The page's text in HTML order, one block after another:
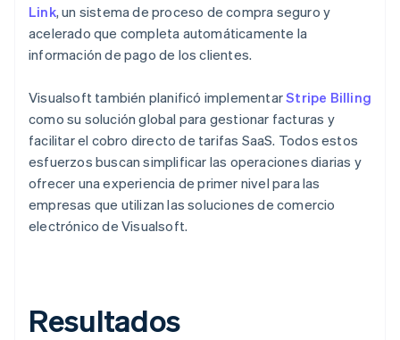
Link, un sistema de proceso de compra seguro y
acelerado que completa automáticamente la
información de pago de los clientes.
Visualsoft también planificó implementarStripe Billing
como su solución global para gestionar facturas y
facilitar el cobro directo de tarifas SaaS. Todos estos
esfuerzos buscan simplificar las operaciones diarias y
ofrecer una experiencia de primer nivel para las
empresas que utilizan las soluciones de comercio
electrónico de Visualsoft.
Resultados